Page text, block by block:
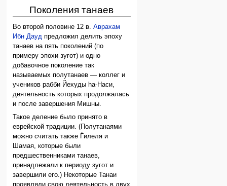
Поколения танаев
Во второй половине 12 в.Аврахам
Ибн Дауд предложил делить эпоху
танаев на пять поколений (по
примеру эпохи зугот) и одно
добавочное поколение так
называемых полутанаев — коллег и
учеников рабби Йехуды hа-Наси,
деятельность которых продолжалась
и после завершения Мишны.
Такое деление было принято в
еврейской традиции. (Полутанаями
можно считать также Ѓилеля и
Шамая, которые были
предшественниками танаев,
принадлежали к периоду зугот и
завершили его.) Hекоторые Танаи
проявляли свою деятельность в двух